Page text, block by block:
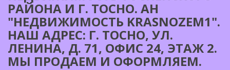
РАЙОНА И Г. ТОСНО. АН
"НЕДВИЖИМОСТЬ KRASNOZEM1".
НАШ АДРЕС: Г. ТОСНО, УЛ.
ЛЕНИНА, Д. 71, ОФИС 24, ЭТАЖ 2.
МЫ ПРОДАЕМ И ОФОРМЛЯЕМ.